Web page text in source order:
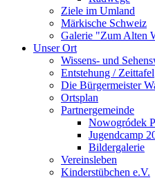
Ziele im Umland
Märkische Schweiz
Galerie "Zum Alten
Unser Ort
Wissens- und
Entstehung / Zeittafel
Die Bürgermeister
Ortsplan
Partnergemeinde
Nowogródek
Jugendcamp
Bildergalerie
Vereinsleben
Kinderstübchen e.V.